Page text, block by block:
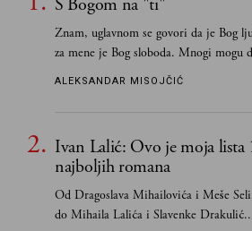
S Bogom na "ti"
Znam, uglavnom se govori da je Bog
za mene je Bog sloboda. Mnogi mogu
tek retki mogu da podnesu slobodu
ALEKSANDAR MISOJČIĆ
Ivan Lalić: Ovo je moja lista
najboljih romana
Od Dragoslava Mihailovića i Meše
do Mihaila Lalića i Slavenke